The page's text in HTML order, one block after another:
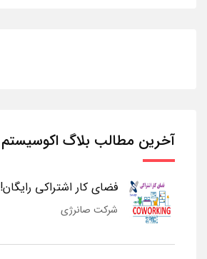
آخرین مطالب بلاگ اکوسیستم
فضای کار اشتراکی رایگان!
شرکت صانرژی